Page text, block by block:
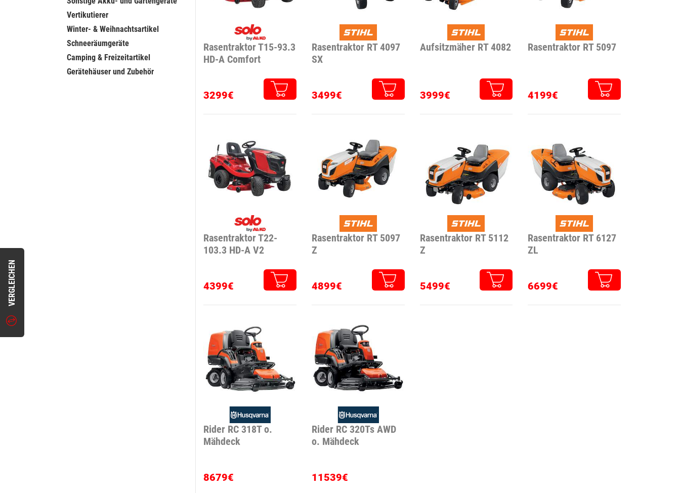
VERGLEICHEN
Vertikutierer
Winter- & Weihnachtsartikel
Schneeräumgeräte
Camping & Freizeitartikel
Gerätehäuser und Zubehör
Rasentraktor T15-93.3
HD-A Comfort
3299€
Rasentraktor RT 4097
SX
3499€
Aufsitzmäher RT 4082
3999€
Rasentraktor RT 5097
4199€
Rasentraktor T22-
103.3 HD-A V2
4399€
Rasentraktor RT 5097
Z
4899€
Rasentraktor RT 5112
Z
5499€
Rasentraktor RT 6127
ZL
6699€
Rider RC 318T o.
Mähdeck
8679€
Rider RC 320Ts AWD
o. Mähdeck
11539€